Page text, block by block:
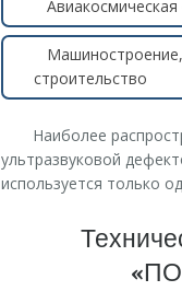
Авиакосмическая
строительство
Наиболее
ультразвуковой
используется только